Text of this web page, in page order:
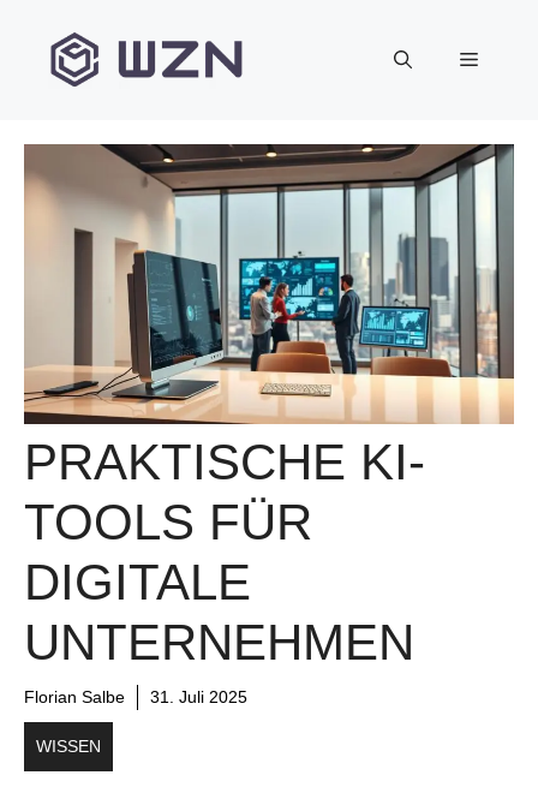
springen
Menü
PRAKTISCHE KI-
TOOLS FÜR
DIGITALE
UNTERNEHMEN
Florian Salbe 31. Juli 2025
WISSEN